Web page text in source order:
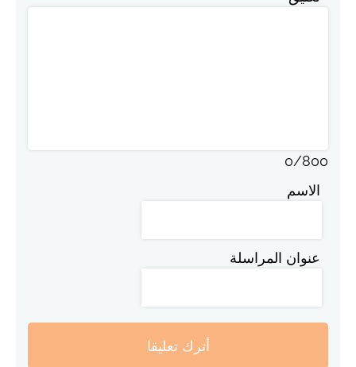
0/800
الاسم
عنوان المراسلة
أترك تعليقا